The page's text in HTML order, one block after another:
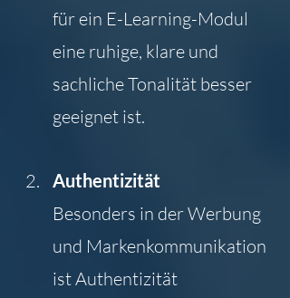
für ein E-Learning-Modul
eine ruhige, klare und
sachliche Tonalität besser
geeignet ist.
Authentizität
Besonders in der Werbung
und Markenkommunikation
ist Authentizität